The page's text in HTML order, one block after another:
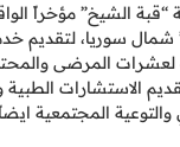
“قبة الشيخ” مؤخراً
شمال سوريا، لتقديم
لعشرات المرضى
الاستشارات الطبية
والتوعية المجتمعية